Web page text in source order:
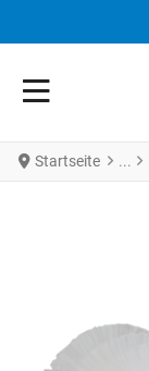
Startseite